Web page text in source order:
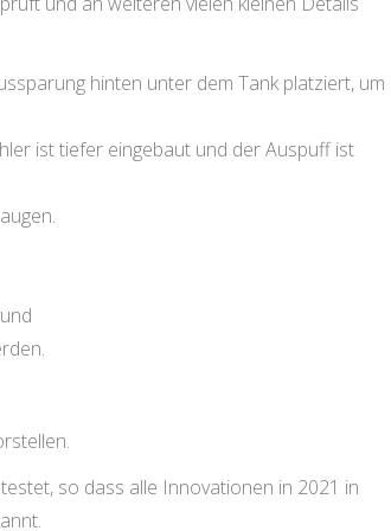
hinten unter dem Tank platziert, um
ist tiefer eingebaut und der Auspuff ist
so dass alle Innovationen in 2021 in